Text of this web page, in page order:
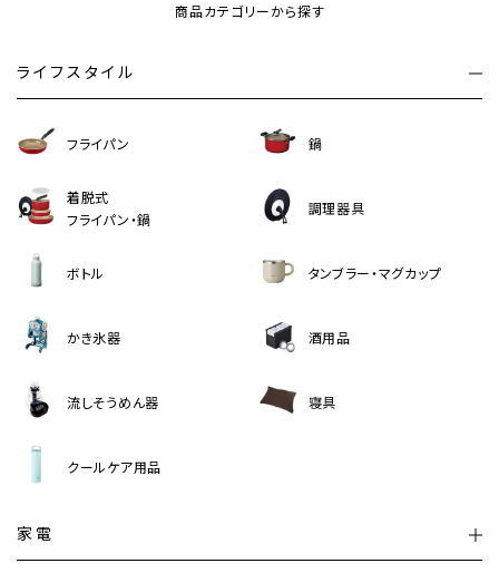
商品カテゴリーから探す
ライフスタイル
フライパン 鍋
着脱式
フライパン・鍋
調理器具
ボトル タンブラー・マグカップ
かき氷器 酒用品
流しそうめん器 寝具
クールケア用品
家電